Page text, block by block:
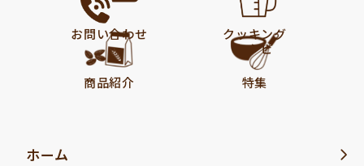
お問い合わせ
クッキング
レシピ
商品紹介
特集
ホーム